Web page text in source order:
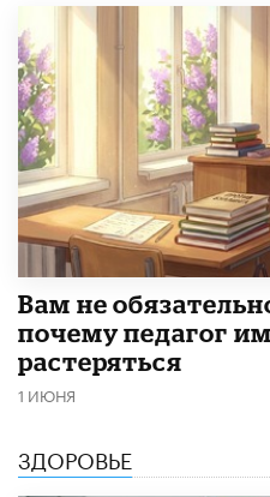
​Вам не
почему педагог
растеряться
1 ИЮНЯ
ЗДОРОВЬЕ